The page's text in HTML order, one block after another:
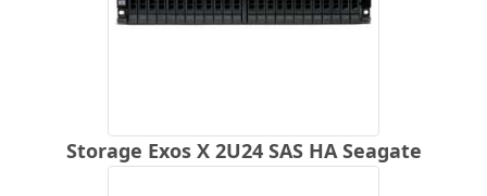
Storage Exos X 2U24 SAS HA Seagate